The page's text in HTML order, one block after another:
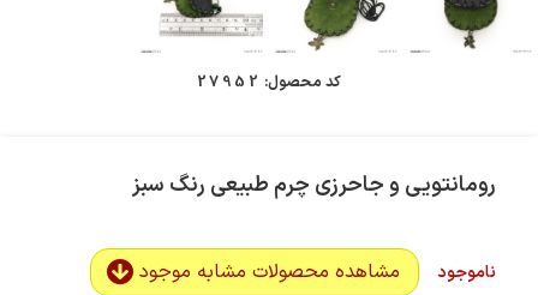
کد محصول: 27952
رومانتویی و جاحرزی چرم طبیعی رنگ سبز
ناموجود مشاهده محصولات مشابه موجود